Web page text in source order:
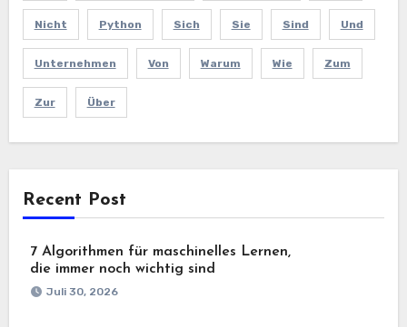
Nicht Python Sich Sie Sind Und
Unternehmen Von Warum Wie Zum
Zur Über
Recent Post
7 Algorithmen für maschinelles Lernen,
die immer noch wichtig sind
Juli 30, 2026